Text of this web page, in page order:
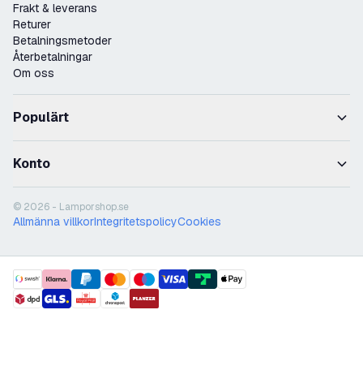
Frakt & leverans
Returer
Betalningsmetoder
Återbetalningar
Om oss
Populärt
Konto
© 2026 - Lamporshop.se
Allmänna villkorIntegritetspolicyCookies
payment methods
shipment methods